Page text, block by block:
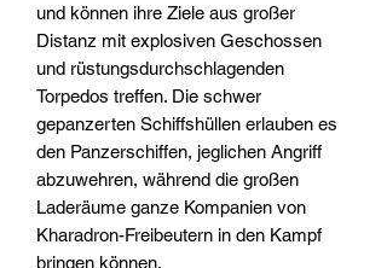
und können ihre Ziele aus großer
Distanz mit explosiven Geschossen
und rüstungsdurchschlagenden
Torpedos treffen. Die schwer
gepanzerten Schiffshüllen erlauben es
den Panzerschiffen, jeglichen Angriff
abzuwehren, während die großen
Laderäume ganze Kompanien von
Kharadron-Freibeutern in den Kampf
bringen können.